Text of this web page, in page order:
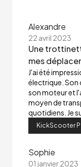
Alexandre
22 avril 2023
Une
mes
J'ai été
électrique. Son
son moteur et
moyen de
quotidiens. Je
KickScooter
Sophie
01 janvier 2023